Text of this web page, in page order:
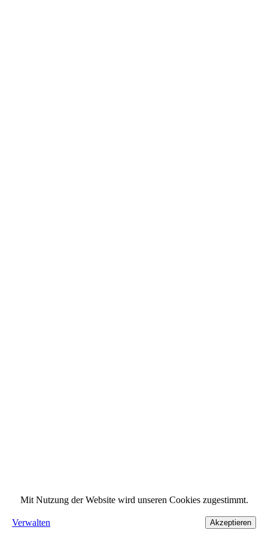
Mit Nutzung der Website wird unseren Cookies zugestimmt.
Verwalten Akzeptieren